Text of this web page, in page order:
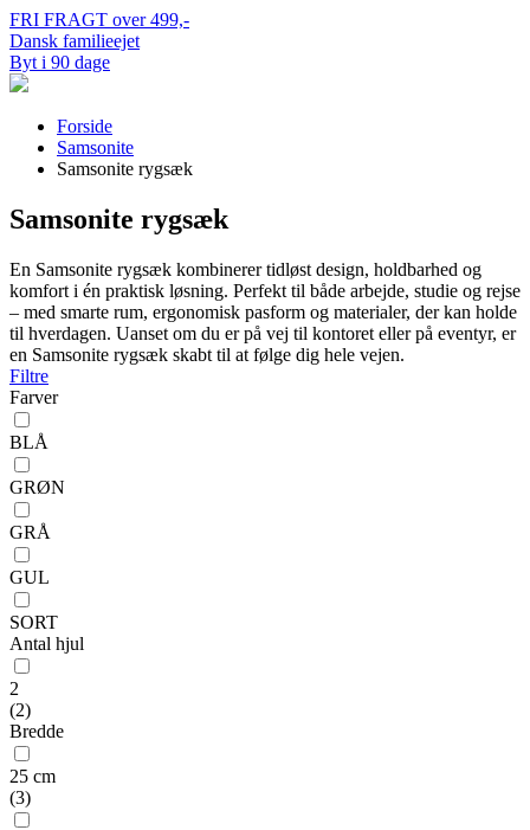
FRI FRAGT over 499,-
Dansk familieejet
Byt i 90 dage
Forside
Samsonite
Samsonite rygsæk
Samsonite rygsæk
En Samsonite rygsæk kombinerer tidløst design, holdbarhed og
komfort i én praktisk løsning. Perfekt til både arbejde, studie og rejse
– med smarte rum, ergonomisk pasform og materialer, der kan holde
til hverdagen. Uanset om du er på vej til kontoret eller på eventyr, er
en Samsonite rygsæk skabt til at følge dig hele vejen.
Filtre
Farver
BLÅ
GRØN
GRÅ
GUL
SORT
Antal hjul
2
(2)
Bredde
25 cm
(3)